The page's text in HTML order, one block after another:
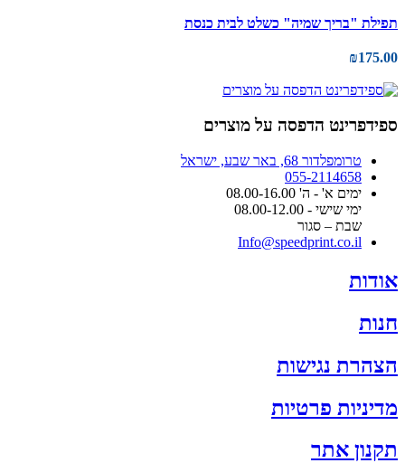
תפילת "בריך שמיה" כשלט לבית כנסת
₪175.00
ספידפרינט הדפסה על מוצרים
טרומפלדור 68, באר שבע, ישראל
055-2114658
ימים א' - ה' 08.00-16.00
ימי שישי - 08.00-12.00
שבת – סגור
Info@speedprint.co.il
אודות
חנות
הצהרת נגישות
מדיניות פרטיות
תקנון אתר